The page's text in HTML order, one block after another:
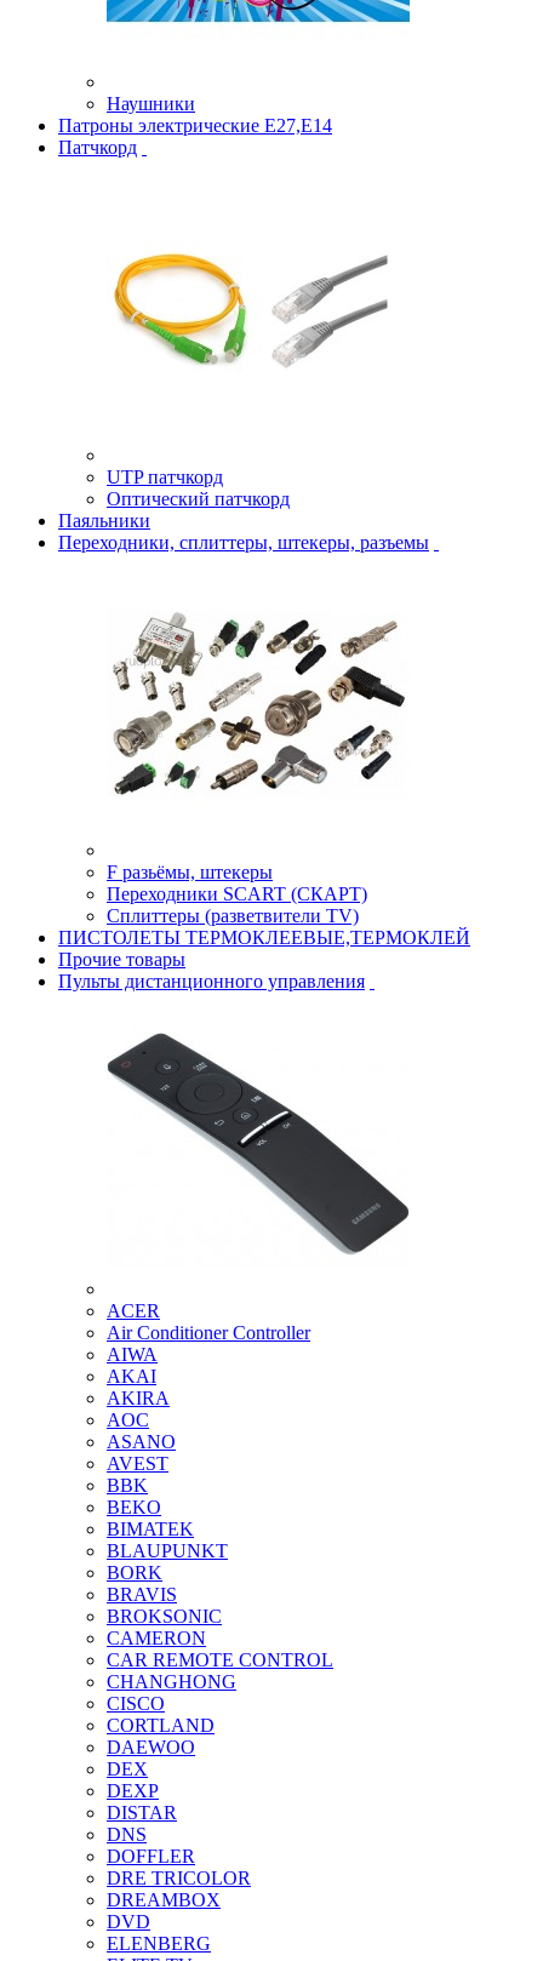
Наушники
Патроны электрические Е27,Е14
Патчкорд
UTP патчкорд
Оптический патчкорд
Паяльники
Переходники, сплиттеры, штекеры, разъемы
F разьёмы, штекеры
Переходники SCART (СКАРТ)
Сплиттеры (разветвители TV)
ПИСТОЛЕТЫ ТЕРМОКЛЕЕВЫЕ,ТЕРМОКЛЕЙ
Прочие товары
Пульты дистанционного управления
ACER
Air Conditioner Controller
AIWA
AKAI
AKIRA
AOC
ASANO
AVEST
BBK
BEKO
BIMATEK
BLAUPUNKT
BORK
BRAVIS
BROKSONIC
CAMERON
CAR REMOTE CONTROL
CHANGHONG
CISCO
CORTLAND
DAEWOO
DEX
DEXP
DISTAR
DNS
DOFFLER
DRE TRICOLOR
DREAMBOX
DVD
ELENBERG